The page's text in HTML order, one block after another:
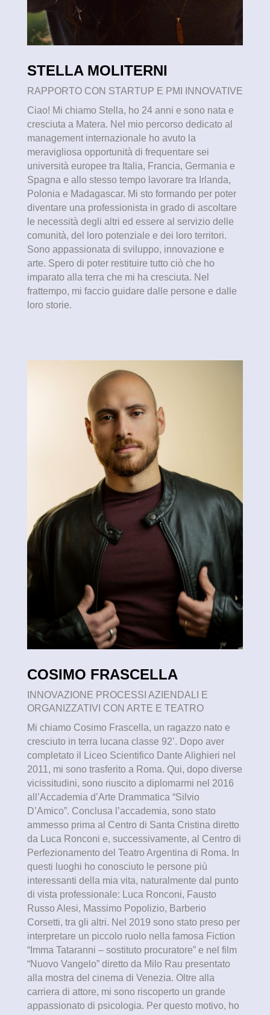
STELLA MOLITERNI
RAPPORTO CON STARTUP E PMI INNOVATIVE
Ciao! Mi chiamo Stella, ho 24 anni e sono nata e
cresciuta a Matera. Nel mio percorso dedicato al
management internazionale ho avuto la
meravigliosa opportunità di frequentare sei
università europee tra Italia, Francia, Germania e
Spagna e allo stesso tempo lavorare tra Irlanda,
Polonia e Madagascar. Mi sto formando per poter
diventare una professionista in grado di ascoltare
le necessità degli altri ed essere al servizio delle
comunità, del loro potenziale e dei loro territori.
Sono appassionata di sviluppo, innovazione e
arte. Spero di poter restituire tutto ciò che ho
imparato alla terra che mi ha cresciuta. Nel
frattempo, mi faccio guidare dalle persone e dalle
loro storie.
COSIMO FRASCELLA
INNOVAZIONE PROCESSI AZIENDALI E
ORGANIZZATIVI CON ARTE E TEATRO
Mi chiamo Cosimo Frascella, un ragazzo nato e
cresciuto in terra lucana classe 92’. Dopo aver
completato il Liceo Scientifico Dante Alighieri nel
2011, mi sono trasferito a Roma. Qui, dopo diverse
vicissitudini, sono riuscito a diplomarmi nel 2016
all’Accademia d’Arte Drammatica “Silvio
D’Amico”. Conclusa l’accademia, sono stato
ammesso prima al Centro di Santa Cristina diretto
da Luca Ronconi e, successivamente, al Centro di
Perfezionamento del Teatro Argentina di Roma. In
questi luoghi ho conosciuto le persone più
interessanti della mia vita, naturalmente dal punto
di vista professionale: Luca Ronconi, Fausto
Russo Alesi, Massimo Popolizio, Barberio
Corsetti, tra gli altri. Nel 2019 sono stato preso per
interpretare un piccolo ruolo nella famosa Fiction
“Imma Tataranni – sostituto procuratore” e nel film
“Nuovo Vangelo” diretto da Milo Rau presentato
alla mostra del cinema di Venezia. Oltre alla
carriera di attore, mi sono riscoperto un grande
appassionato di psicologia. Per questo motivo, ho